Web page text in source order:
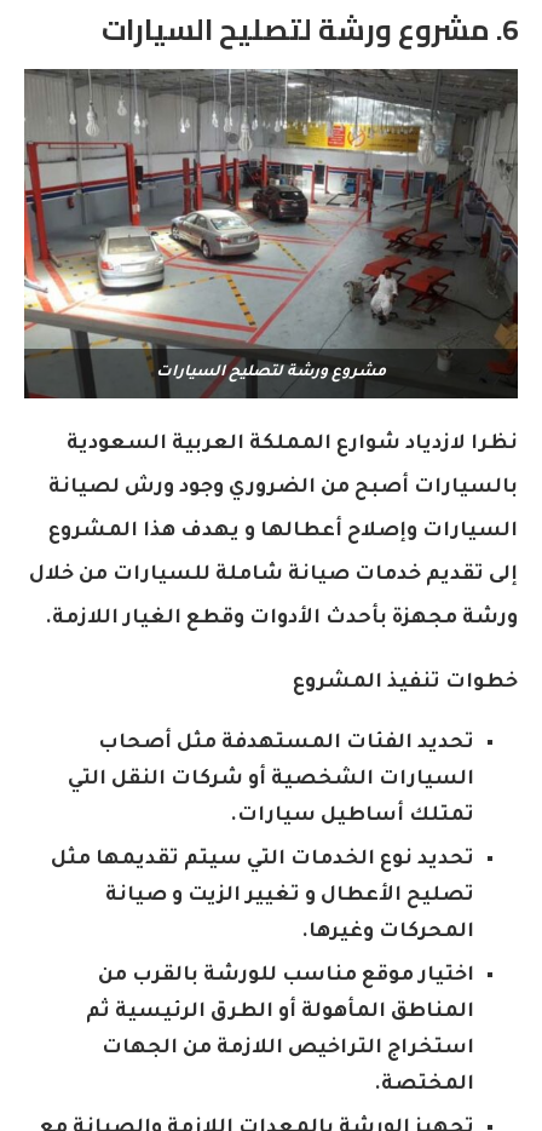
6. مشروع ورشة لتصليح السيارات
مشروع ورشة لتصليح السيارات
نظرا لازدياد شوارع المملكة العربية السعودية
بالسيارات أصبح من الضروري وجود ورش لصيانة
السيارات وإصلاح أعطالها و يهدف هذا المشروع
إلى تقديم خدمات صيانة شاملة للسيارات من خلال
ورشة مجهزة بأحدث الأدوات وقطع الغيار اللازمة.
خطوات تنفيذ المشروع
تحديد الفئات المستهدفة مثل أصحاب
السيارات الشخصية أو شركات النقل التي
تمتلك أساطيل سيارات.
تحديد نوع الخدمات التي سيتم تقديمها مثل
تصليح الأعطال و تغيير الزيت و صيانة
المحركات وغيرها.
اختيار موقع مناسب للورشة بالقرب من
المناطق المأهولة أو الطرق الرئيسية ثم
استخراج التراخيص اللازمة من الجهات
المختصة.